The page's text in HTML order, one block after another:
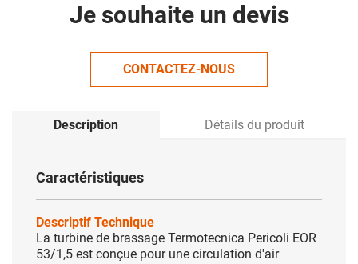
Je souhaite un devis
CONTACTEZ-NOUS
Description Détails du produit
Caractéristiques
Descriptif Technique
La turbine de brassage Termotecnica Pericoli EOR
53/1,5 est conçue pour une circulation d'air